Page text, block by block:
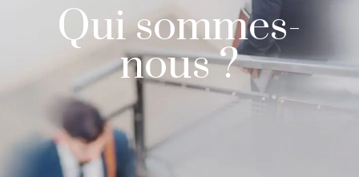
Qui sommes-
nous ?